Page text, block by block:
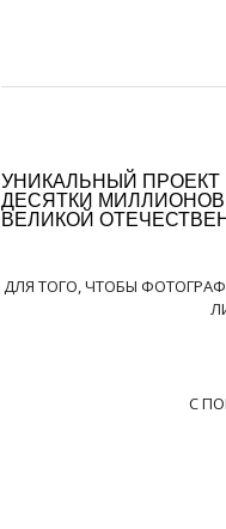
УНИКАЛЬНЫЙ
ДЕСЯТКИ
ВЕЛИКОЙ
ДЛЯ ТОГО, ЧТОБЫ
С